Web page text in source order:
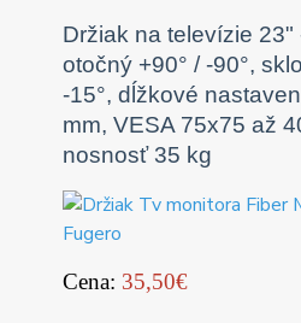
Držiak na televízie 23"
otočný +90° / -90°,
-15°, dĺžkové
mm, VESA 75x75 až
nosnosť 35 kg
Cena: 35,50€